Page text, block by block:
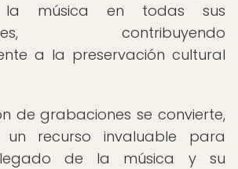
la música en todas sus
contribuyendo
a la preservación cultural
de grabaciones se convierte,
un recurso invaluable para
de la música y su